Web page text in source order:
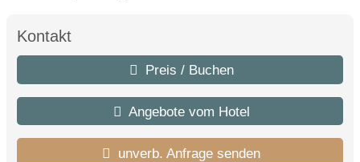
Kontakt
Preis / Buchen
Angebote vom Hotel
unverb. Anfrage senden